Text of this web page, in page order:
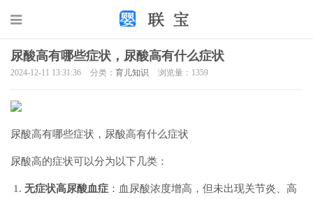
尿酸高有哪些症状，尿酸高有什么症状
2024-12-11 13:31:36 分类： 育儿知识 浏览量：1359
尿酸高有哪些症状，尿酸高有什么症状
尿酸高的症状可以分为以下几类：
无症状高尿酸血症 ：血尿酸浓度增高，但未出现关节炎、高